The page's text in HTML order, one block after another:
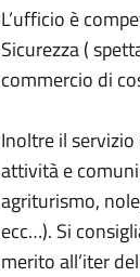
L’ufficio è
Sicurezza (
commercio di
Inoltre il
attività e
agriturismo,
ecc…). Si
merito all’iter